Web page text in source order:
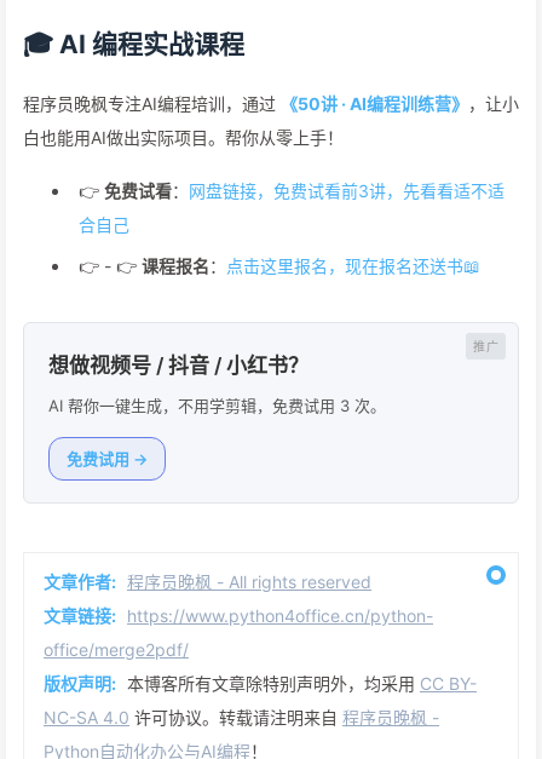
🎓 AI 编程实战课程
程序员晚枫专注AI编程培训，通过 《50讲 · AI编程训练营》 ，让小
白也能用AI做出实际项目。帮你从零上手！
👉 免费试看： 网盘链接，免费试看前3讲，先看看适不适
合自己
👉 - 👉 课程报名： 点击这里报名，现在报名还送书📖
想做视频号 / 抖音 / 小红书？
AI 帮你一键生成，不用学剪辑，免费试用 3 次。
免费试用 →
文章作者: 程序员晚枫 - All rights reserved
文章链接: https://www.python4office.cn/python-
office/merge2pdf/
版权声明: 本博客所有文章除特别声明外，均采用 CC BY-
NC-SA 4.0 许可协议。转载请注明来自 程序员晚枫 -
Python自动化办公与AI编程！